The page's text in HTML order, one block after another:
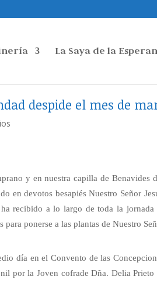
La Saya de la
despide el mes de
y en nuestra capilla de Benavides
en devotos besapiés Nuestro Señor
recibido a lo largo de toda la jornada
para ponerse a las plantas de Nuestro
día en el Convento de las
por la Joven cofrade Dña. Delia